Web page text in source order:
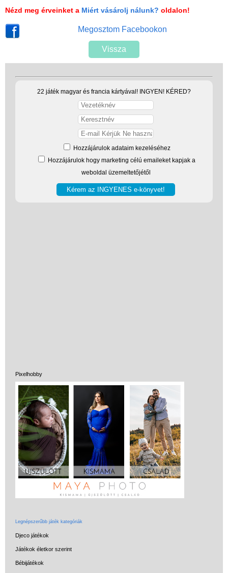
Nézd meg érveinket a Miért vásárolj nálunk? oldalon!
Megosztom Facebookon
Vissza
22 játék magyar és francia kártyával! INGYEN! KÉRED?
Hozzájárulok adataim kezeléséhez
Hozzájárulok hogy marketing célú emaileket kapjak a
weboldal üzemeltetőjétől
Pixelhobby
Legnépszerűbb játék kategóriák
Djeco játékok
Játékok életkor szerint
Bébijátékok